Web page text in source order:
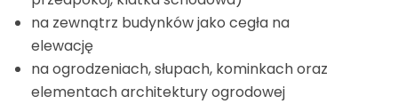
na zewnątrz budynków jako cegła na
elewację
na ogrodzeniach, słupach, kominkach oraz
elementach architektury ogrodowej